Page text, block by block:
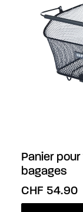
Panier
bagages
CHF 54.90